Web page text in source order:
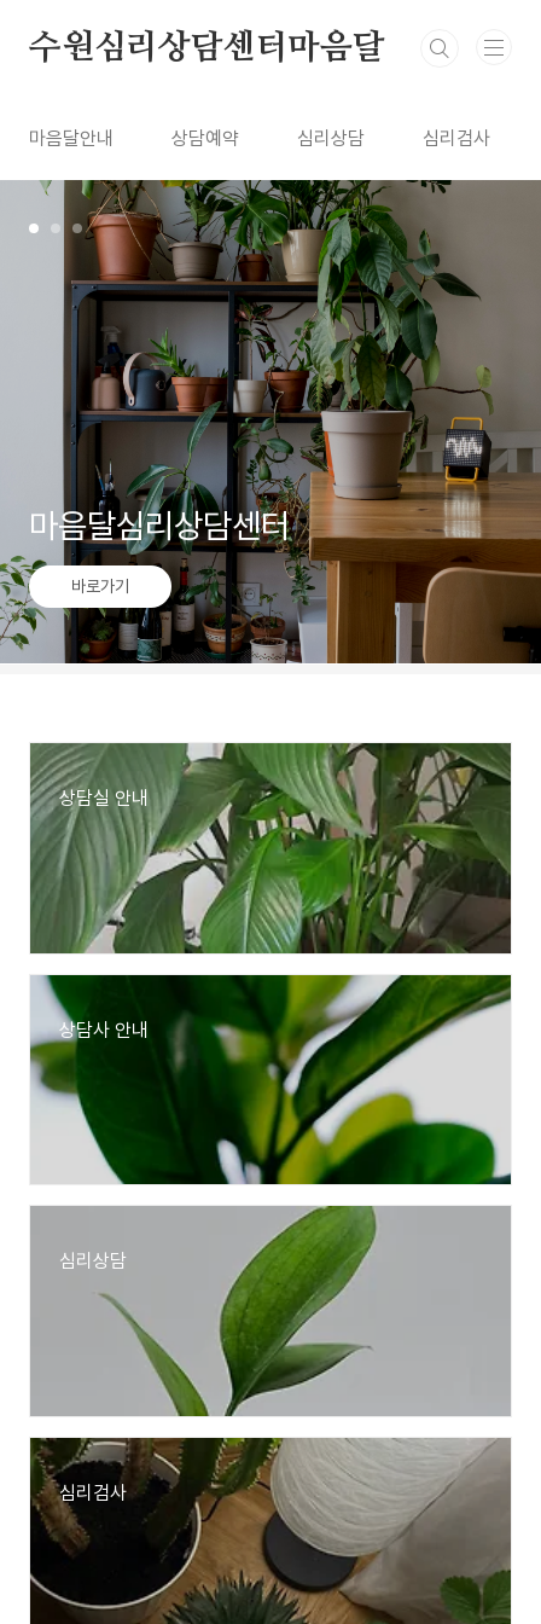
수원심리상담센터마음달
마음달안내 상담예약 심리상담 심리검사
마음달심리상담센터
바로가기
상담실 안내
상담사 안내
심리상담
심리검사